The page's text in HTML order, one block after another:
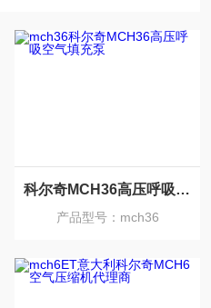
科尔奇MCH36高压呼吸空气填充泵
产品型号：mch36